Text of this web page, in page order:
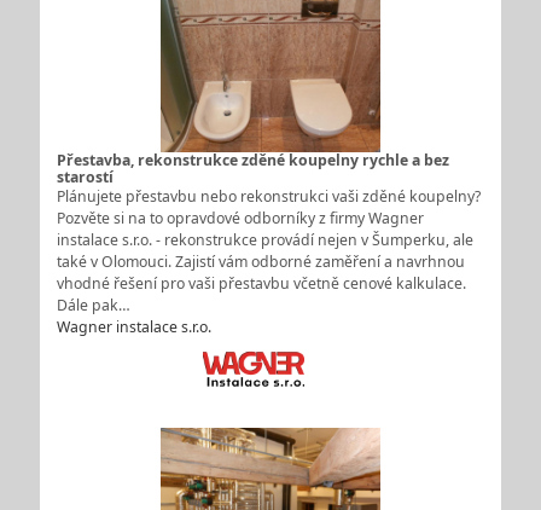
Přestavba, rekonstrukce zděné koupelny rychle a bez
starostí
Plánujete přestavbu nebo rekonstrukci vaši zděné koupelny?
Pozvěte si na to opravdové odborníky z firmy Wagner
instalace s.r.o. - rekonstrukce provádí nejen v Šumperku, ale
také v Olomouci. Zajistí vám odborné zaměření a navrhnou
vhodné řešení pro vaši přestavbu včetně cenové kalkulace.
Dále pak…
Wagner instalace s.r.o.